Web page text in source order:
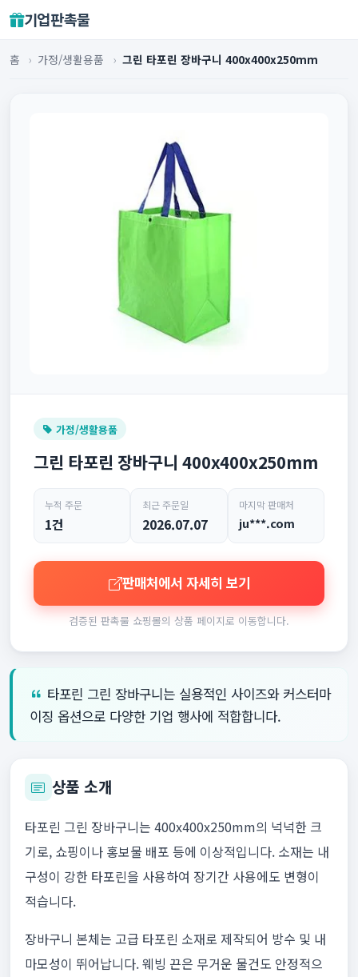
기업판촉물
홈 › 가정/생활용품 › 그린 타포린 장바구니 400x400x250mm
가정/생활용품
그린 타포린 장바구니 400x400x250mm
누적 주문
1건
최근 주문일
2026.07.07
마지막 판매처
ju***.com
판매처에서 자세히 보기
검증된 판촉물 쇼핑몰의 상품 페이지로 이동합니다.
타포린 그린 장바구니는 실용적인 사이즈와 커스터마
이징 옵션으로 다양한 기업 행사에 적합합니다.
상품 소개
타포린 그린 장바구니는 400x400x250mm의 넉넉한 크
기로, 쇼핑이나 홍보물 배포 등에 이상적입니다. 소재는 내
구성이 강한 타포린을 사용하여 장기간 사용에도 변형이
적습니다.
장바구니 본체는 고급 타포린 소재로 제작되어 방수 및 내
마모성이 뛰어납니다. 웨빙 끈은 무거운 물건도 안정적으